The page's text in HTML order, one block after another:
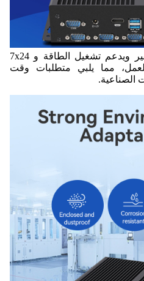
هذا الكمبيوتر لديه استقرار كبير ويدعم تشغيل الطاقة و 7x24
مما يلبي متطلبات وقت
الصناعية.